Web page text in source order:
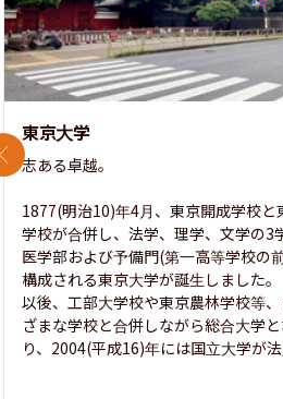
東京大学
志ある卓越。
1877(明治10)年4月、東京開成学校と
学校が合併し、法学、理学、文学の3
医学部および予備門(第一高等学校の
構成される東京大学が誕生しました。
以後、工部大学校や東京農林学校等、
ざまな学校と合併しながら総合大学
り、2004(平成16)年には国立大学が法
前のスライド